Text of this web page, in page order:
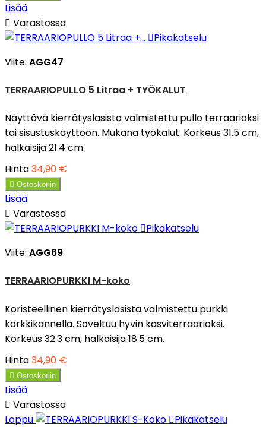
Lisää
 Varastossa
Pikakatselu
Viite: AGG47
TERRAARIOPULLO 5 Litraa + TYÖKALUT
Näyttävä kierrätyslasista valmistettu pullo terraarioksi
tai sisustuskäyttöön. Mukana työkalut. Korkeus 31.5 cm,
halkaisija 21.4 cm.
Hinta34,90 €
 Ostoskoriin
Lisää
 Varastossa
Pikakatselu
Viite: AGG69
TERRAARIOPURKKI M-koko
Koristeellinen kierrätyslasista valmistettu purkki
korkkikannella. Soveltuu hyvin kasviterraarioksi.
Korkeus 32.3 cm, halkaisija 18.5 cm.
Hinta34,90 €
 Ostoskoriin
Lisää
 Varastossa
Loppu
Pikakatselu